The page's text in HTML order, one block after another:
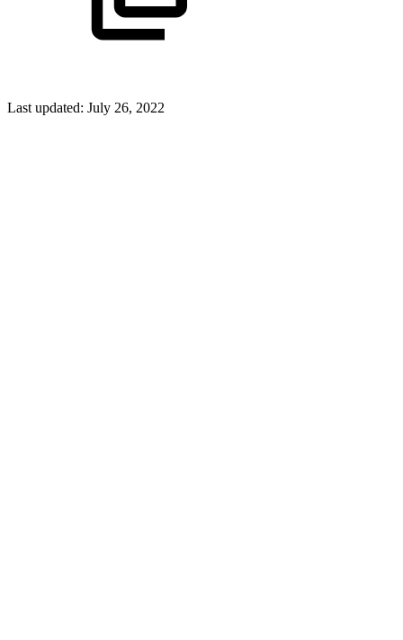
Last updated: July 26, 2022